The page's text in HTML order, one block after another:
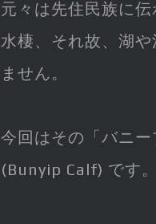
元々は先住民族に
水棲、それ故、湖
ません。
今回はその「バニー
(Bunyip Calf) です。